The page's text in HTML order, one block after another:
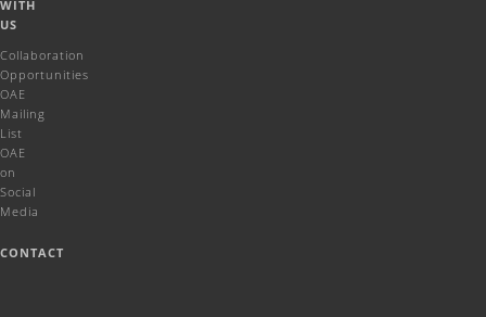
WITH
US
Collaboration
Opportunities
OAE
Mailing
List
OAE
on
Social
Media
CONTACT